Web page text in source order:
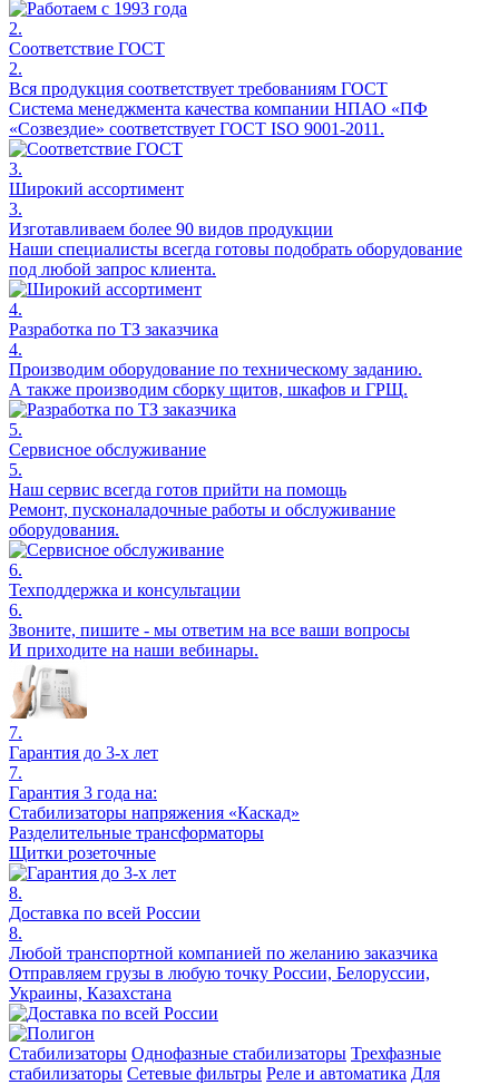
2.
Соответствие ГОСТ
2.
Вся продукция соответствует требованиям ГОСТ
Система менеджмента качества компании НПАО «ПФ
«Созвездие» соответствует ГОСТ ISO 9001-2011.
3.
Широкий ассортимент
3.
Изготавливаем более 90 видов продукции
Наши специалисты всегда готовы подобрать оборудование
под любой запрос клиента.
4.
Разработка по ТЗ заказчика
4.
Производим оборудование по техническому заданию.
А также производим сборку щитов, шкафов и ГРЩ.
5.
Сервисное обслуживание
5.
Наш сервис всегда готов прийти на помощь
Ремонт, пусконаладочные работы и обслуживание
оборудования.
6.
Техподдержка и консультации
6.
Звоните, пишите - мы ответим на все ваши вопросы
И приходите на наши вебинары.
7.
Гарантия до 3-х лет
7.
Гарантия 3 года на:
Стабилизаторы напряжения «Каскад»
Разделительные трансформаторы
Щитки розеточные
8.
Доставка по всей России
8.
Любой транспортной компанией по желанию заказчика
Отправляем грузы в любую точку России, Белоруссии,
Украины, Казахстана
Стабилизаторы Однофазные стабилизаторы Трехфазные
стабилизаторы Сетевые фильтры Реле и автоматика Для